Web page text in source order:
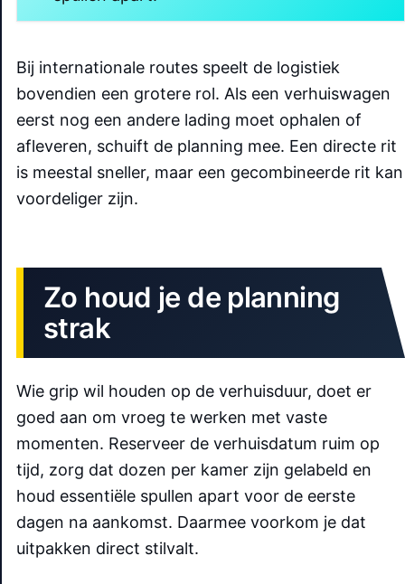
Bij internationale routes speelt de logistiek
bovendien een grotere rol. Als een verhuiswagen
eerst nog een andere lading moet ophalen of
afleveren, schuift de planning mee. Een directe rit
is meestal sneller, maar een gecombineerde rit kan
voordeliger zijn.
Zo houd je de planning
strak
Wie grip wil houden op de verhuisduur, doet er
goed aan om vroeg te werken met vaste
momenten. Reserveer de verhuisdatum ruim op
tijd, zorg dat dozen per kamer zijn gelabeld en
houd essentiële spullen apart voor de eerste
dagen na aankomst. Daarmee voorkom je dat
uitpakken direct stilvalt.